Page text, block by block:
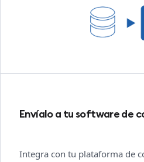
Envíalo a tu software de
Integra con tu plataforma de